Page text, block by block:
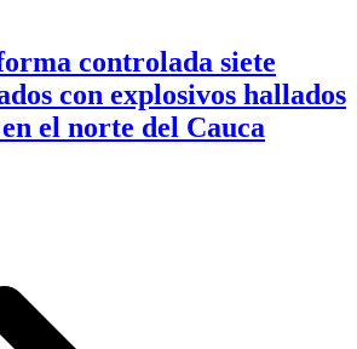
controlada siete
con explosivos hallados
el norte del Cauca